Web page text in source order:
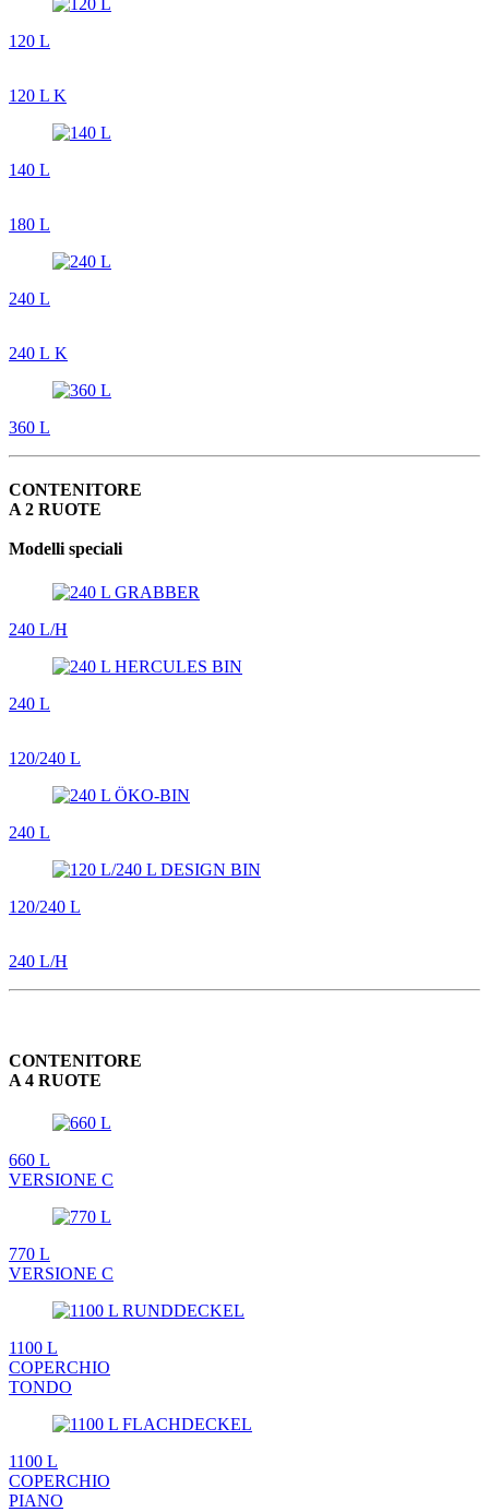
120 L
120 L K
140 L
180 L
240 L
240 L K
360 L
CONTENITORE
A 2 RUOTE
Modelli speciali
240 L/H
240 L
120/240 L
240 L
120/240 L
240 L/H
CONTENITORE
A 4 RUOTE
660 L
VERSIONE C
770 L
VERSIONE C
1100 L
COPERCHIO
TONDO
1100 L
COPERCHIO
PIANO